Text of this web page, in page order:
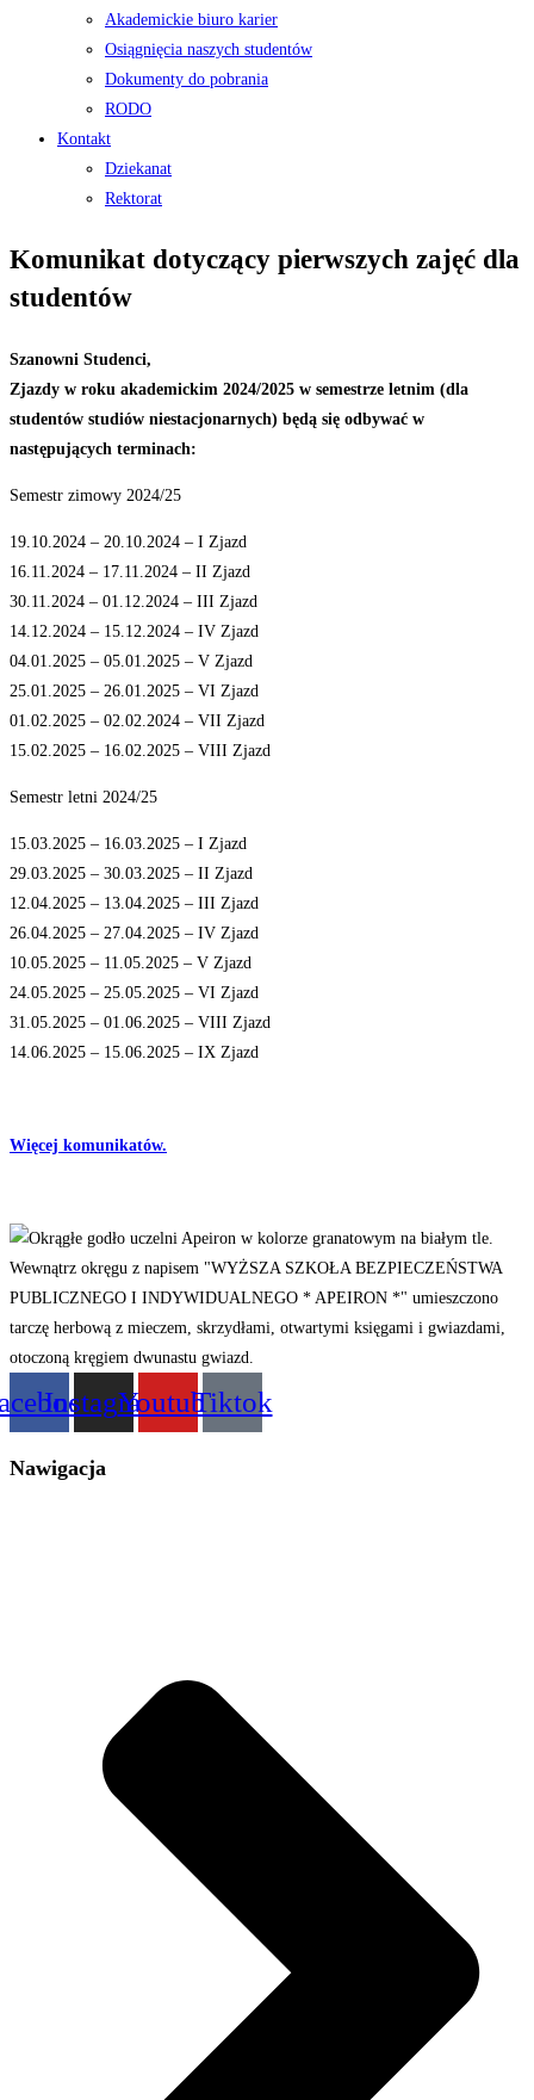
Akademickie biuro karier
Osiągnięcia naszych studentów
Dokumenty do pobrania
RODO
Kontakt
Dziekanat
Rektorat
Komunikat dotyczący pierwszych zajęć dla
studentów
Szanowni Studenci,
Zjazdy w roku akademickim 2024/2025 w semestrze letnim (dla
studentów studiów niestacjonarnych) będą się odbywać w
następujących terminach:
Semestr zimowy 2024/25
19.10.2024 – 20.10.2024 – I Zjazd
16.11.2024 – 17.11.2024 – II Zjazd
30.11.2024 – 01.12.2024 – III Zjazd
14.12.2024 – 15.12.2024 – IV Zjazd
04.01.2025 – 05.01.2025 – V Zjazd
25.01.2025 – 26.01.2025 – VI Zjazd
01.02.2025 – 02.02.2024 – VII Zjazd
15.02.2025 – 16.02.2025 – VIII Zjazd
Semestr letni 2024/25
15.03.2025 – 16.03.2025 – I Zjazd
29.03.2025 – 30.03.2025 – II Zjazd
12.04.2025 – 13.04.2025 – III Zjazd
26.04.2025 – 27.04.2025 – IV Zjazd
10.05.2025 – 11.05.2025 – V Zjazd
24.05.2025 – 25.05.2025 – VI Zjazd
31.05.2025 – 01.06.2025 – VIII Zjazd
14.06.2025 – 15.06.2025 – IX Zjazd
Więcej komunikatów.
InstagramYoutubeTiktok
Nawigacja